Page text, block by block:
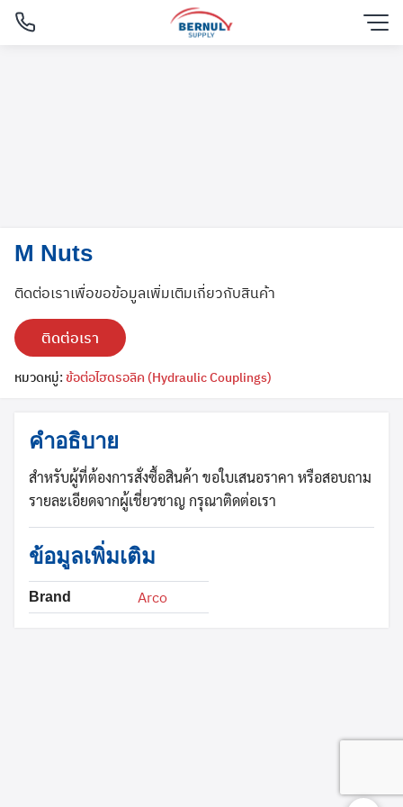
Skip
English
for:
M Nuts
ติดต่อเราเพื่อขอข้อมูลเพิ่มเติมเกี่ยวกับสินค้า
ติดต่อเรา
หมวดหมู่: ข้อต่อไฮดรอลิค (Hydraulic Couplings)
คำอธิบาย
สำหรับผู้ที่ต้องการสั่งซื้อสินค้า ขอใบเสนอราคา หรือสอบถาม
รายละเอียดจากผู้เชี่ยวชาญ กรุณาติดต่อเรา
ข้อมูลเพิ่มเติม
Brand Arco